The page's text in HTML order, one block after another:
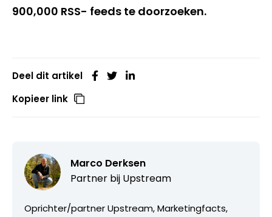
900,000 RSS- feeds te doorzoeken.
Deel dit artikel
Kopieer link
Marco Derksen
Partner bij Upstream
Oprichter/partner Upstream, Marketingfacts,